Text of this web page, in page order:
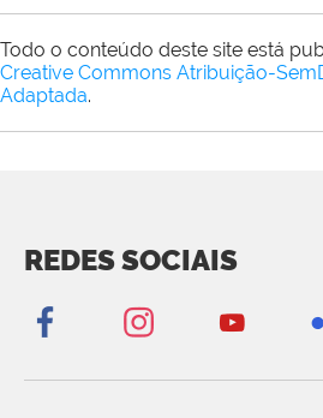
Todo o conteúdo deste site está
Creative Commons Atribuição-
Adaptada.
REDES SOCIAIS